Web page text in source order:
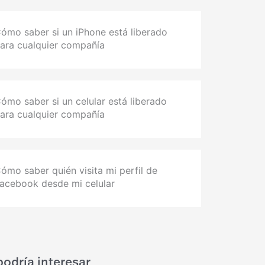
saber si un iPhone está liberado
cualquier compañía
saber si un celular está liberado
cualquier compañía
saber quién visita mi perfil de
desde mi celular